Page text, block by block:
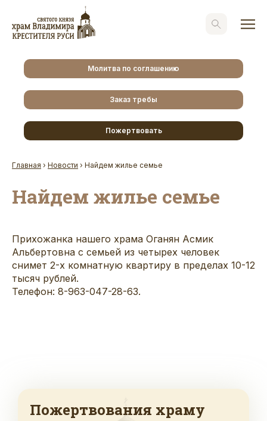
Молитва по соглашению
Заказ требы
Пожертвовать
Главная › Новости › Найдем жилье семье
Найдем жилье семье
Прихожанка нашего храма Оганян Асмик
Альбертовна с семьей из четырех человек
снимет 2-х комнатную квартиру в пределах 10-12
тысяч рублей.
Телефон: 8-963-047-28-63.
Пожертвования храму